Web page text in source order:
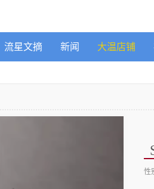
流星文摘 新闻 大温店铺
性